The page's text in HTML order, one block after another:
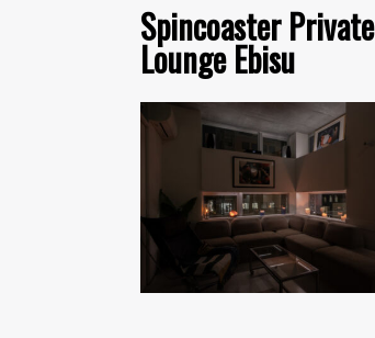
Spincoaster Private
Lounge Ebisu